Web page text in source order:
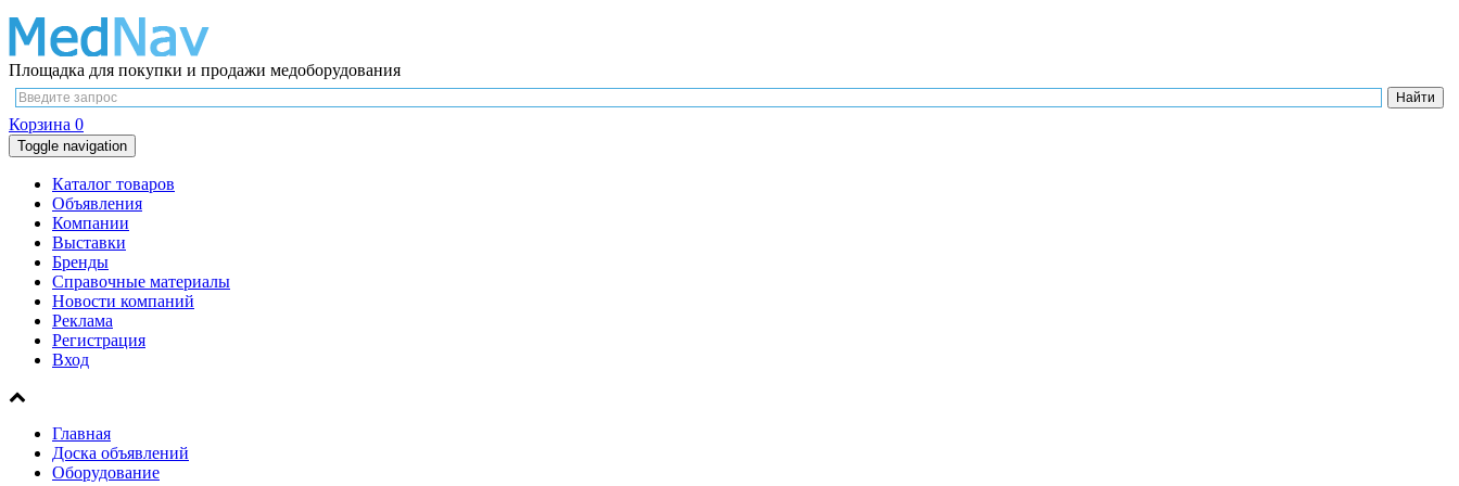
Площадка для покупки и продажи медоборудования
Корзина 0
Toggle navigation
Каталог товаров
Объявления
Компании
Выставки
Бренды
Справочные материалы
Новости компаний
Реклама
Регистрация
Вход
Главная
Доска объявлений
Оборудование